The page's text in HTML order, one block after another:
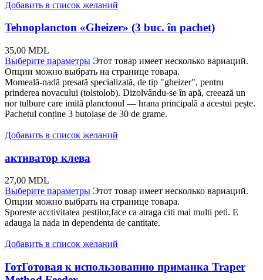
Добавить в список желаний
Tehnoplancton «Gheizer» (3 buc. în pachet)
35,00 MDL
Выберите параметры Этот товар имеет несколько вариаций.
Опции можно выбрать на странице товара.
Momeală-nadă presată specializată, de tip "gheizer", pentru
prinderea novacului (tolstolob). Dizolvându-se în apă, creează un
nor tulbure care imită planctonul — hrana principală a acestui pește.
Pachetul conține 3 butoiașe de 30 de grame.
Добавить в список желаний
активатор клева
27,00 MDL
Выберите параметры Этот товар имеет несколько вариаций.
Опции можно выбрать на странице товара.
Sporeste acctivitatea pestilor,face ca atraga citi mai multi peti. E
adauga la nada in dependenta de cantitate.
Добавить в список желаний
ГотГотовая к использованию приманка Traper